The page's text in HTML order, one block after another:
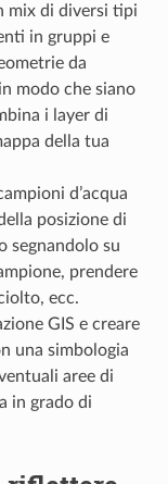
mix di diversi tipi
in gruppi e
da
modo che siano
i layer di
della tua
d’acqua
posizione di
segnandolo su
prendere
ecc.
GIS e creare
una simbologia
aree di
in grado di